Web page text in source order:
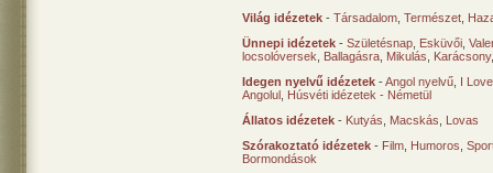
Világ idézetek - Társadalom Természet
Ünnepi idézetek - Születésnap Esküvői
locsolóversek
Ballagásra Mikulás Karácsony
Idegen nyelvű idézetek -Angol nyelvű I
Angolul Húsvéti idézetek - Németül
Állatos idézetek - Kutyás Macskás
Lovas
Szórakoztató idézetek - Film Humoros
Bormondások